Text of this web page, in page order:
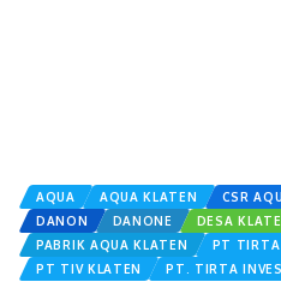
AQUA AQUA KLATEN CSR
DANON
DANONE DESA
PABRIK AQUA KLATEN
PT TIRTA
PT TIV KLATEN
PT. TIRTA